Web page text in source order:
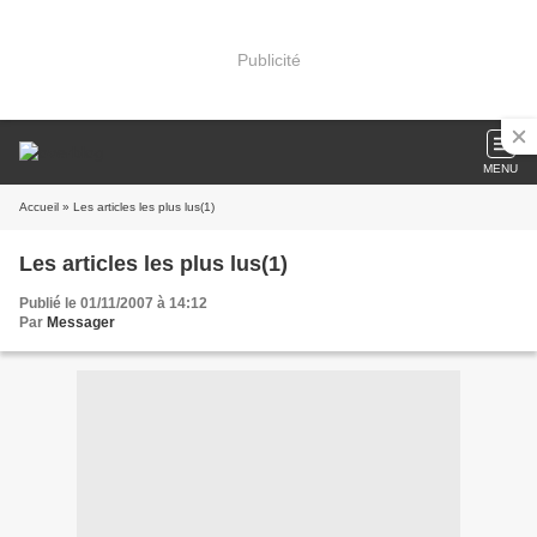
Publicité
MENU
Accueil » Les articles les plus lus(1)
Les articles les plus lus(1)
Publié le 01/11/2007 à 14:12
Par Messager